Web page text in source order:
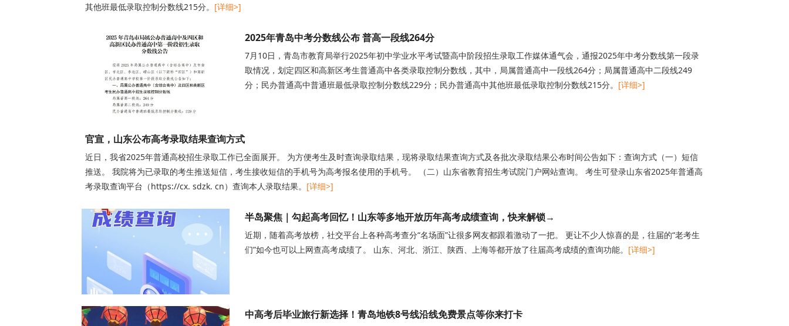
其他班最低录取控制分数线215分。 [详细>]
2025年青岛中考分数线公布 普高一段线264分
7月10日，青岛市教育局举行2025年初中学业水平考试暨高中阶段招生录取工作媒体通气会，通报2025年中考分数线第一段录
取情况，划定四区和高新区考生普通高中各类录取控制分数线，其中，局属普通高中一段线264分；局属普通高中二段线249
分；民办普通高中普通班最低录取控制分数线229分；民办普通高中其他班最低录取控制分数线215分。 [详细>]
官宣，山东公布高考录取结果查询方式
近日，我省2025年普通高校招生录取工作已全面展开。 为方便考生及时查询录取结果，现将录取结果查询方式及各批次录取结果公布时间公告如下：查询方式（一）短信
推送。 我院将为已录取的考生推送短信，考生接收短信的手机号为高考报名使用的手机号。 （二）山东省教育招生考试院门户网站查询。 考生可登录山东省2025年普通高
考录取查询平台（https://cx. sdzk. cn）查询本人录取结果。 [详细>]
半岛聚焦｜勾起高考回忆！山东等多地开放历年高考成绩查询，快来解锁→
近期，随着高考放榜，社交平台上各种高考查分“名场面”让很多网友都跟着激动了一把。 更让不少人惊喜的是，往届的“老考生
们”如今也可以上网查高考成绩了。 山东、河北、浙江、陕西、上海等都开放了往届高考成绩的查询功能。 [详细>]
中高考后毕业旅行新选择！青岛地铁8号线沿线免费景点等你来打卡